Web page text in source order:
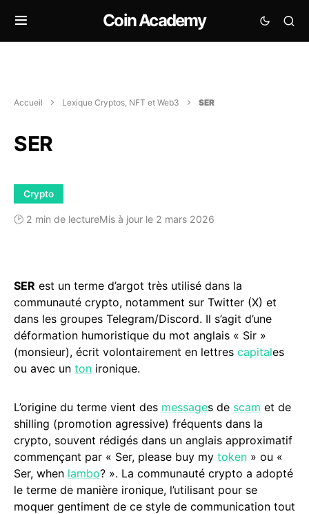
Coin Academy
Accueil Lexique Cryptos, NFT et Web3 SER
SER
Crypto
🕑 2 min de lectureMis à jour le 2 mars 2026
SER est un terme d’argot très utilisé dans la
communauté crypto, notamment sur Twitter (X) et
dans les groupes Telegram/Discord. Il s’agit d’une
déformation humoristique du mot anglais « Sir »
(monsieur), écrit volontairement en lettres capitales
ou avec un ton ironique.
L’origine du terme vient des messages de scam et de
shilling (promotion agressive) fréquents dans la
crypto, souvent rédigés dans un anglais approximatif
commençant par « Ser, please buy my token » ou «
Ser, when lambo? ». La communauté crypto a adopté
le terme de manière ironique, l’utilisant pour se
moquer gentiment de ce style de communication tout